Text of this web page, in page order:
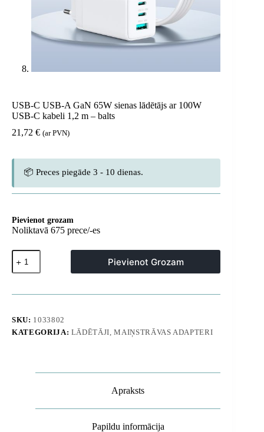
USB-C USB-A GaN 65W sienas lādētājs ar 100W
USB-C kabeli 1,2 m – balts
21,72 € (ar PVN)
📦 Preces piegāde 3 - 10 dienas.
Pievienot grozam
Noliktavā 675 prece/-es
USB-
C
USB-
GaN
lādētājs
ar
Pievienot Grozam
SKU: 1033802
KATEGORIJA: LĀDĒTĀJI, MAIŅSTRĀVAS ADAPTERI
Apraksts
Papildu informācija